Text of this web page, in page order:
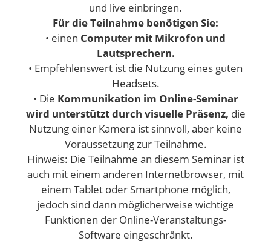
und live einbringen.
Für die Teilnahme benötigen Sie:
• einen Computer mit Mikrofon und
Lautsprechern.
• Empfehlenswert ist die Nutzung eines guten
Headsets.
• Die Kommunikation im Online-Seminar
wird unterstützt durch visuelle Präsenz, die
Nutzung einer Kamera ist sinnvoll, aber keine
Voraussetzung zur Teilnahme.
Hinweis: Die Teilnahme an diesem Seminar ist
auch mit einem anderen Internetbrowser, mit
einem Tablet oder Smartphone möglich,
jedoch sind dann möglicherweise wichtige
Funktionen der Online-Veranstaltungs-
Software eingeschränkt.